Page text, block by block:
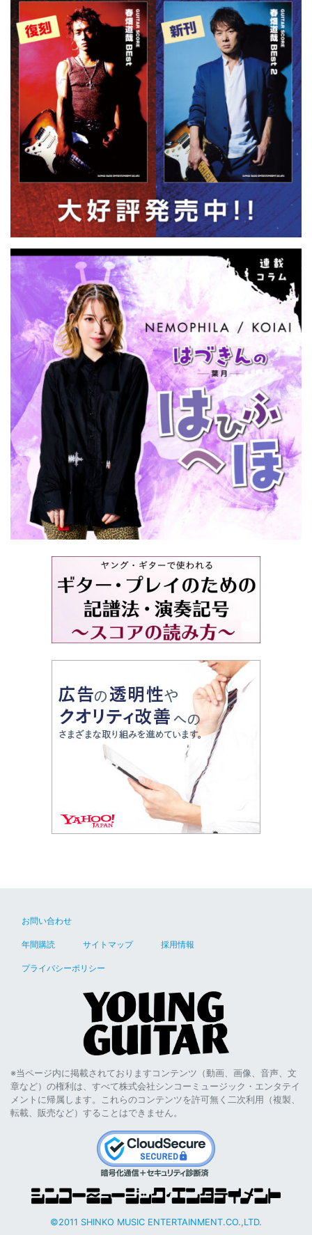
お問い合わせ
年間購読 サイトマップ 採用情報
プライバシーポリシー
※当ページ内に掲載されておりますコンテンツ（動画、画像、音声、文
章など）の権利は、すべて株式会社シンコーミュージック・エンタテイ
メントに帰属します。これらのコンテンツを許可無く二次利用（複製、
転載、販売など）することはできません。
©2011 SHINKO MUSIC ENTERTAINMENT.CO.,LTD.